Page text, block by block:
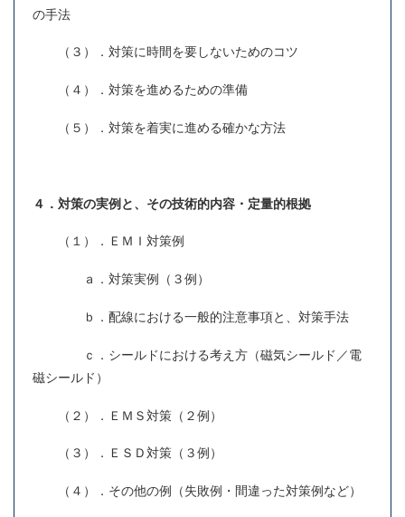
の手法
（３）．対策に時間を要しないためのコツ
（４）．対策を進めるための準備
（５）．対策を着実に進める確かな方法
４．対策の実例と、その技術的内容・定量的根拠
（１）．ＥＭＩ対策例
ａ．対策実例（３例）
ｂ．配線における一般的注意事項と、対策手法
ｃ．シールドにおける考え方（磁気シールド／電
磁シールド）
（２）．ＥＭＳ対策（２例）
（３）．ＥＳＤ対策（３例）
（４）．その他の例（失敗例・間違った対策例など）